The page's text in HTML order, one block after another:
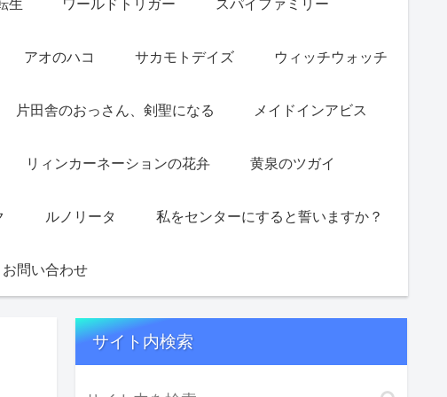
アオのハコ サカモトデイズ ウィッチウォッチ
片田舎のおっさん、剣聖になる メイドインアビス
リィンカーネーションの花弁 黄泉のツガイ
ルノリータ 私をセンターにすると誓いますか？
お問い合わせ
サイト内検索